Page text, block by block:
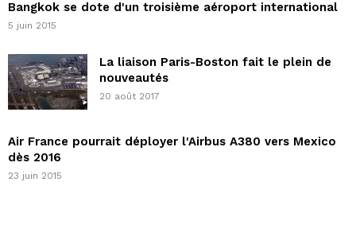
Bangkok se dote d'un troisième aéroport international
5 juin 2015
La liaison Paris-Boston fait le plein de
nouveautés
20 août 2017
Air France pourrait déployer l'Airbus A380 vers Mexico
dès 2016
23 juin 2015